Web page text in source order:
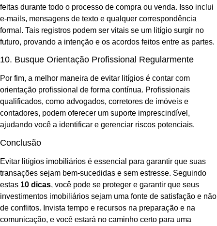
feitas durante todo o processo de compra ou venda. Isso inclui
e-mails, mensagens de texto e qualquer correspondência
formal. Tais registros podem ser vitais se um litígio surgir no
futuro, provando a intenção e os acordos feitos entre as partes.
10. Busque Orientação Profissional Regularmente
Por fim, a melhor maneira de evitar litígios é contar com
orientação profissional de forma contínua. Profissionais
qualificados, como advogados, corretores de imóveis e
contadores, podem oferecer um suporte imprescindível,
ajudando você a identificar e gerenciar riscos potenciais.
Conclusão
Evitar litígios imobiliários é essencial para garantir que suas
transações sejam bem-sucedidas e sem estresse. Seguindo
estas 10 dicas, você pode se proteger e garantir que seus
investimentos imobiliários sejam uma fonte de satisfação e não
de conflitos. Invista tempo e recursos na preparação e na
comunicação, e você estará no caminho certo para uma